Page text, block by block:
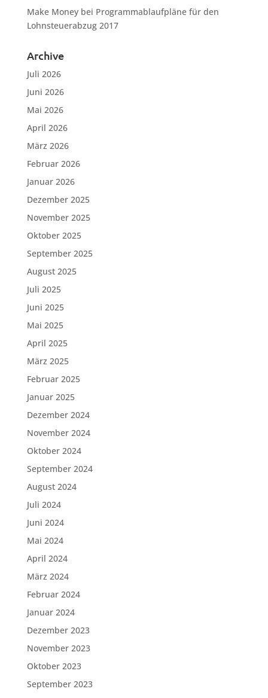
Make Moneybei Programmablaufpläne für den
Lohnsteuerabzug 2017
Archive
Juli 2026
Juni 2026
Mai 2026
April 2026
März 2026
Februar 2026
Januar 2026
Dezember 2025
November 2025
Oktober 2025
September 2025
August 2025
Juli 2025
Juni 2025
Mai 2025
April 2025
März 2025
Februar 2025
Januar 2025
Dezember 2024
November 2024
Oktober 2024
September 2024
August 2024
Juli 2024
Juni 2024
Mai 2024
April 2024
März 2024
Februar 2024
Januar 2024
Dezember 2023
November 2023
Oktober 2023
September 2023